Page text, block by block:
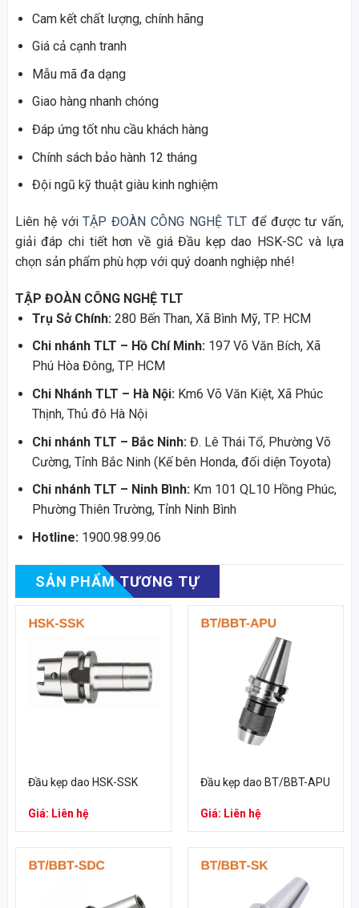
Cam kết chất lượng, chính hãng
Giá cả cạnh tranh
Mẫu mã đa dạng
Giao hàng nhanh chóng
Đáp ứng tốt nhu cầu khách hàng
Chính sách bảo hành 12 tháng
Đội ngũ kỹ thuật giàu kinh nghiệm
Liên hệ vớiTẬP ĐOÀN CÔNG NGHỆ TLTđể được tư vấn,
giải đáp chi tiết hơn về giá Đầu kẹp dao HSK-SC và lựa
chọn sản phẩm phù hợp với quý doanh nghiệp nhé!
TẬP ĐOÀN CÔNG NGHỆ TLT
Trụ Sở Chính:280 Bến Than, Xã Bình Mỹ, TP. HCM
Chi nhánh TLT – Hồ Chí Minh:197 Võ Văn Bích, Xã
Phú Hòa Đông, TP. HCM
Chi Nhánh TLT – Hà Nội:Km6 Võ Văn Kiệt, Xã Phúc
Thịnh, Thủ đô Hà Nội
Chi nhánh TLT – Bắc Ninh: Đ. Lê Thái Tổ, Phường Võ
Cường, Tỉnh Bắc Ninh (Kế bên Honda, đối diện Toyota)
Chi nhánh TLT – Ninh Bình:Km 101 QL10 Hồng Phúc,
Phường Thiên Trường, Tỉnh Ninh Bình
Hotline:1900.98.99.06
SẢN PHẨM TƯƠNG TỰ
Đầu kẹp dao HSK-SSK
Giá: Liên hệ
Đầu kẹp dao BT/BBT-APU
Giá: Liên hệ